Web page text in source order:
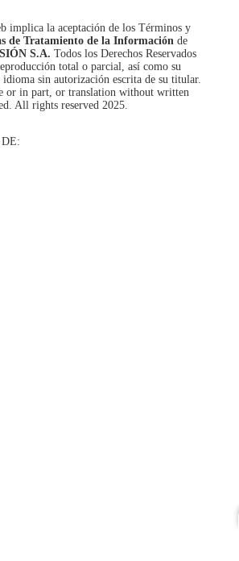
implica la aceptación de los Términos y
de Tratamiento de la Información de
S.A. Todos los Derechos Reservados
total o parcial, así como su
sin autorización escrita de su titular.
or in part, or translation without written
All rights reserved 2025.